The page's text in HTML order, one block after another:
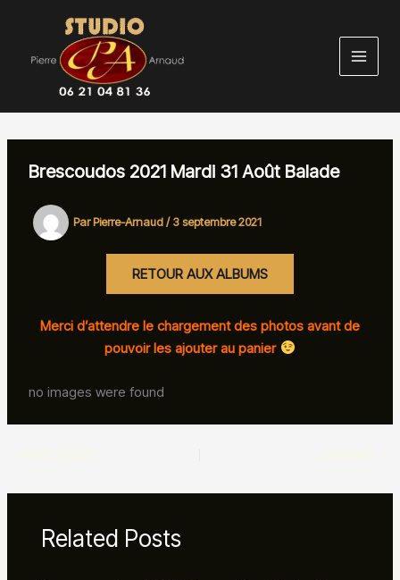
contenu
Brescoudos 2021 Mardi 31 Août Balade
ParPierre-Arnaud/3 septembre 2021
RETOUR AUX ALBUMS
Merci d’attendre le chargement des photos avant de
pouvoir les ajouter au panier
no images were found
Related Posts